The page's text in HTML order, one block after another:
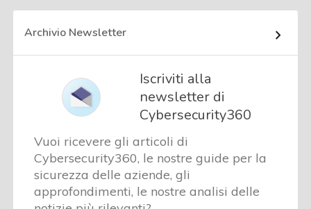
Archivio Newsletter
Iscriviti alla
newsletter di
Cybersecurity360
Vuoi ricevere gli articoli di
Cybersecurity360, le nostre guide per la
sicurezza delle aziende, gli
approfondimenti, le nostre analisi delle